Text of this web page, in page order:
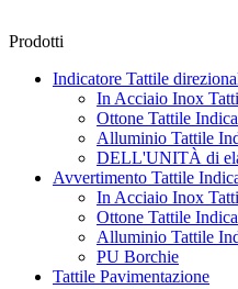
Prodotti
Indicatore Tattile
In Acciaio Inox
Ottone Tattile
Alluminio Tattile
DELL'UNITÀ di
Avvertimento Tattile
In Acciaio Inox
Ottone Tattile
Alluminio Tattile
PU Borchie
Tattile Pavimentazione